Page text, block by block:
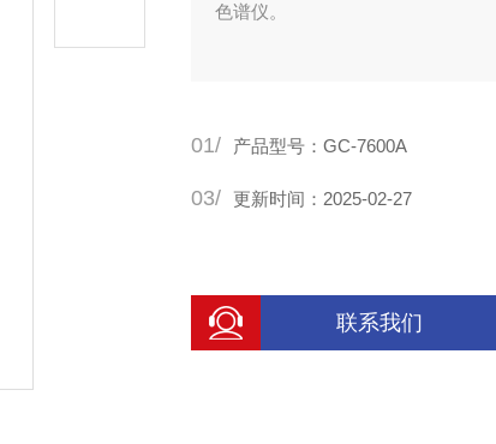
色谱仪。
01/ 产品型号：GC-7600A
03/ 更新时间：2025-02-27
联系我们